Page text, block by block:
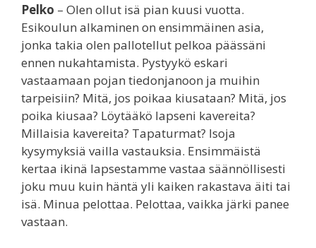
Pelko – Olen ollut isä pian kuusi vuotta.
Esikoulun alkaminen on ensimmäinen asia,
jonka takia olen pallotellut pelkoa päässäni
ennen nukahtamista. Pystyykö eskari
vastaamaan pojan tiedonjanoon ja muihin
tarpeisiin? Mitä, jos poikaa kiusataan? Mitä, jos
poika kiusaa? Löytääkö lapseni kavereita?
Millaisia kavereita? Tapaturmat? Isoja
kysymyksiä vailla vastauksia. Ensimmäistä
kertaa ikinä lapsestamme vastaa säännöllisesti
joku muu kuin häntä yli kaiken rakastava äiti tai
isä. Minua pelottaa. Pelottaa, vaikka järki panee
vastaan.